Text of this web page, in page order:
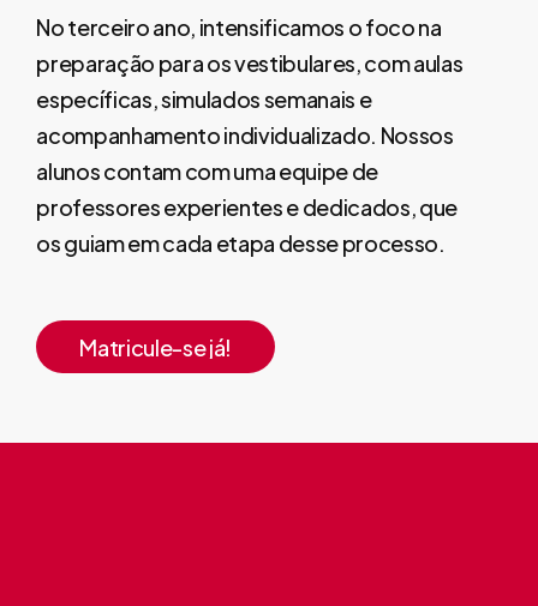
No terceiro ano, intensificamos o foco na
preparação para os vestibulares, com aulas
específicas, simulados semanais e
acompanhamento individualizado. Nossos
alunos contam com uma equipe de
professores experientes e dedicados, que
os guiam em cada etapa desse processo.
Matricule-se já!